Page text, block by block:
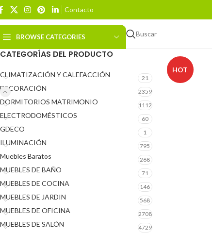
Contacto
BROWSE CATEGORIES Buscar
CATEGORÍAS DEL PRODUCTO
CLIMATIZACIÓN Y CALEFACCIÓN 21
DECORACIÓN 2359
DORMITORIOS MATRIMONIO 1112
ELECTRODOMÉSTICOS 60
GDECO 1
ILUMINACIÓN 795
Muebles Baratos 268
MUEBLES DE BAÑO 71
MUEBLES DE COCINA 146
MUEBLES DE JARDIN 568
MUEBLES DE OFICINA 2708
MUEBLES DE SALÓN 4729
HOT